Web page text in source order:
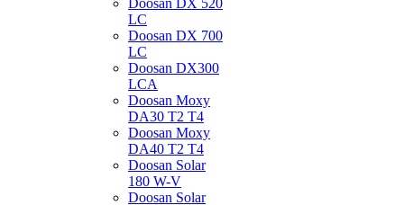
Doosan DX 520
LC
Doosan DX 700
LC
Doosan DX300
LCA
Doosan Moxy
DA30 T2 T4
Doosan Moxy
DA40 T2 T4
Doosan Solar
180 W-V
Doosan Solar